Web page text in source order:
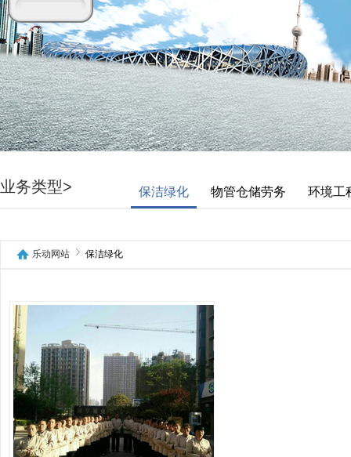
业务类型> 保洁绿化 物管仓储劳务 环境工
乐动网站 保洁绿化